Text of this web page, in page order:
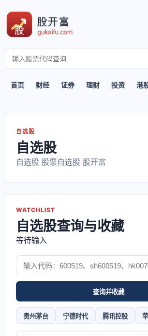
首页 财经 证券 理财 投资 港
自选股
自选股
自选股 股票自选股 股开富
WATCHLIST
自选股查询与收藏
等待输入
查询并收藏
贵州茅台 宁德时代 腾讯控股